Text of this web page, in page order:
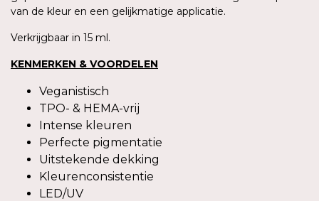
van de kleur en een gelijkmatige applicatie.
Verkrijgbaar in 15 ml.
KENMERKEN & VOORDELEN
Veganistisch
TPO- & HEMA-vrij
Intense kleuren
Perfecte pigmentatie
Uitstekende dekking
Kleurenconsistentie
LED/UV